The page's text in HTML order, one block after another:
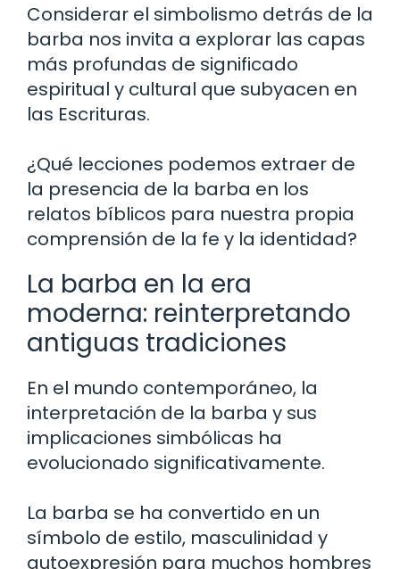
Considerar el simbolismo detrás de la
barba nos invita a explorar las capas
más profundas de significado
espiritual y cultural que subyacen en
las Escrituras.
¿Qué lecciones podemos extraer de
la presencia de la barba en los
relatos bíblicos para nuestra propia
comprensión de la fe y la identidad?
La barba en la era
moderna: reinterpretando
antiguas tradiciones
En el mundo contemporáneo, la
interpretación de la barba y sus
implicaciones simbólicas ha
evolucionado significativamente.
La barba se ha convertido en un
símbolo de estilo, masculinidad y
autoexpresión para muchos hombres